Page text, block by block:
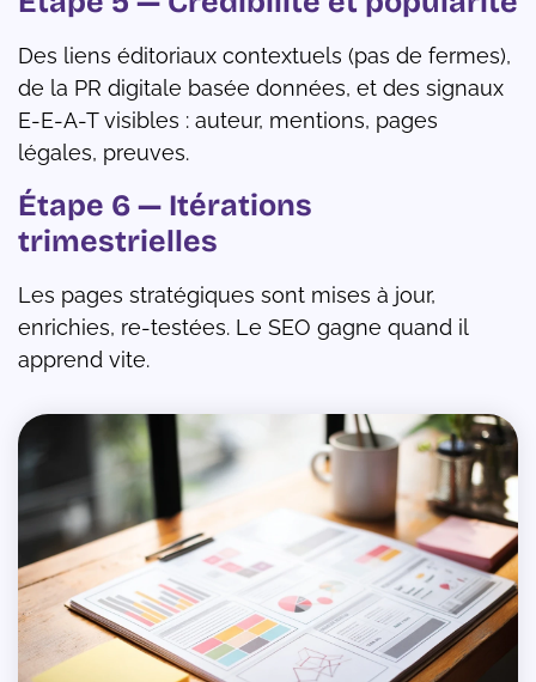
Des liens éditoriaux contextuels (pas de fermes),
de la PR digitale basée données, et des signaux
E-E-A-T visibles : auteur, mentions, pages
légales, preuves.
Étape 6 — Itérations
trimestrielles
Les pages stratégiques sont mises à jour,
enrichies, re-testées. Le SEO gagne quand il
apprend vite.